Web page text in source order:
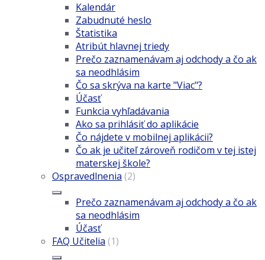
Kalendár
Zabudnuté heslo
Štatistika
Atribút hlavnej triedy
Prečo zaznamenávam aj odchody a čo ak
sa neodhlásim
Čo sa skrýva na karte "Viac"?
Účasť
Funkcia vyhľadávania
Ako sa prihlásiť do aplikácie
Čo nájdete v mobilnej aplikácii?
Čo ak je učiteľ zároveň rodičom v tej istej
materskej škole?
Ospravedlnenia (2)
Prečo zaznamenávam aj odchody a čo ak
sa neodhlásim
Účasť
FAQ Učitelia (1)